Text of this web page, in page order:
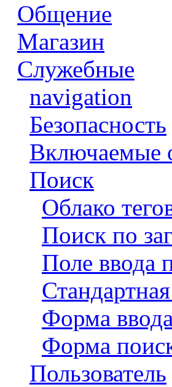
Общение
Магазин
Служебные
navigation
Безопасность
Включаемые
Поиск
Облако
Поиск по
Поле ввода
Форма
Форма
Пользователь